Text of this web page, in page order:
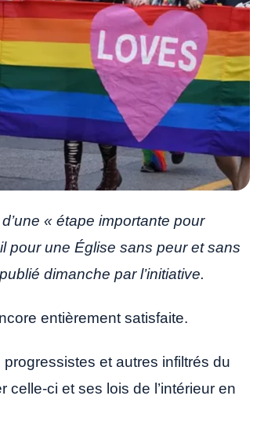
« étape importante pour
pour une Église sans peur et sans
publié dimanche par l’initiative.
entièrement satisfaite.
et autres infiltrés du
celle-ci et ses lois de l’intérieur en